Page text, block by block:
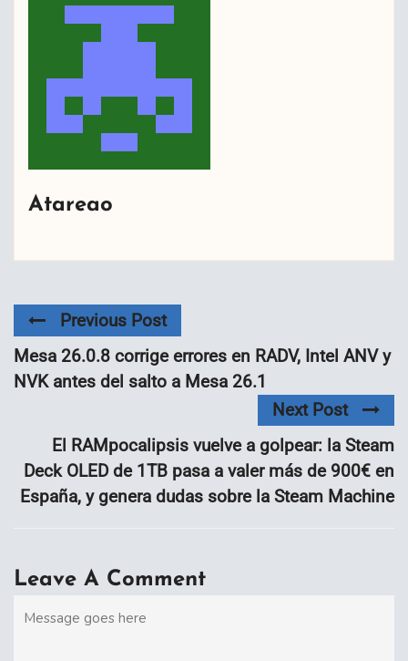
Atareao
Previous Post
Mesa 26.0.8 corrige errores en RADV, Intel ANV y
NVK antes del salto a Mesa 26.1
Next Post
El RAMpocalipsis vuelve a golpear: la Steam
Deck OLED de 1TB pasa a valer más de 900€ en
España, y genera dudas sobre la Steam Machine
Leave A Comment